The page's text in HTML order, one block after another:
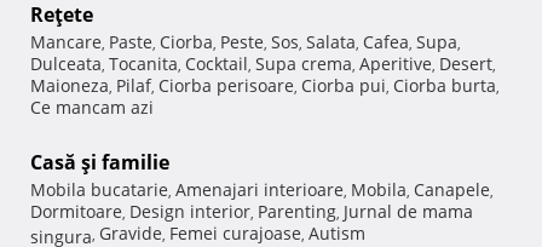
Reţete
Mancare, Paste, Ciorba, Peste, Sos, Salata, Cafea, Supa,
Dulceata, Tocanita, Cocktail, Supa crema, Aperitive, Desert,
Maioneza, Pilaf, Ciorba perisoare, Ciorba pui, Ciorba burta,
Ce mancam azi
Casă şi familie
Mobila bucatarie, Amenajari interioare, Mobila, Canapele,
Dormitoare, Design interior, Parenting, Jurnal de mama
singura, Gravide, Femei curajoase, Autism